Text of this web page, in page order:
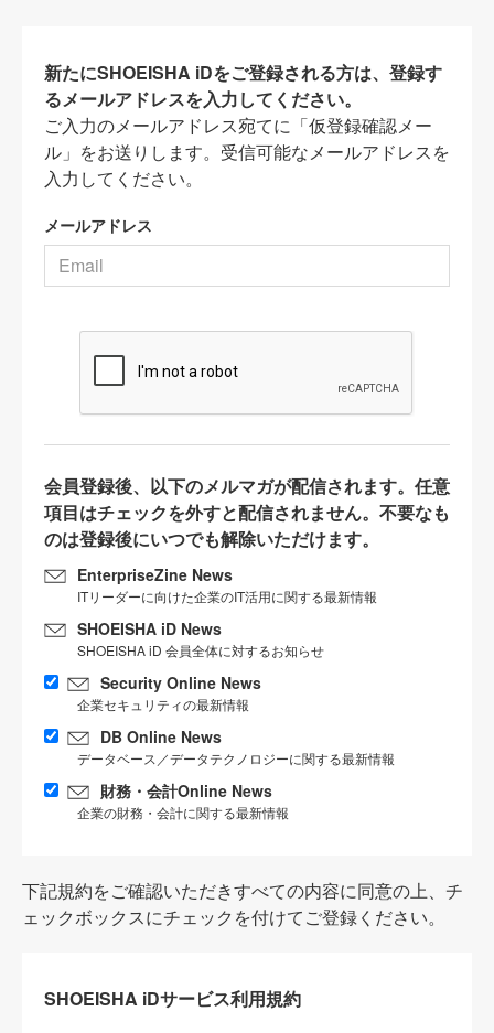
新たにSHOEISHA iDをご登録される方は、登録す
るメールアドレスを入力してください。
ご入力のメールアドレス宛てに「仮登録確認メー
ル」をお送りします。受信可能なメールアドレスを
入力してください。
メールアドレス
会員登録後、以下のメルマガが配信されます。任意
項目はチェックを外すと配信されません。不要なも
のは登録後にいつでも解除いただけます。
EnterpriseZine News
ITリーダーに向けた企業のIT活用に関する最新情報
SHOEISHA iD News
SHOEISHA iD 会員全体に対するお知らせ
Security Online News
企業セキュリティの最新情報
DB Online News
データベース／データテクノロジーに関する最新情報
財務・会計Online News
企業の財務・会計に関する最新情報
下記規約をご確認いただきすべての内容に同意の上、チ
ェックボックスにチェックを付けてご登録ください。
SHOEISHA iDサービス利用規約